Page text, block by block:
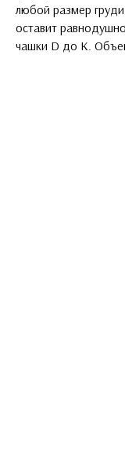
любой размер
оставит
чашки D до K.